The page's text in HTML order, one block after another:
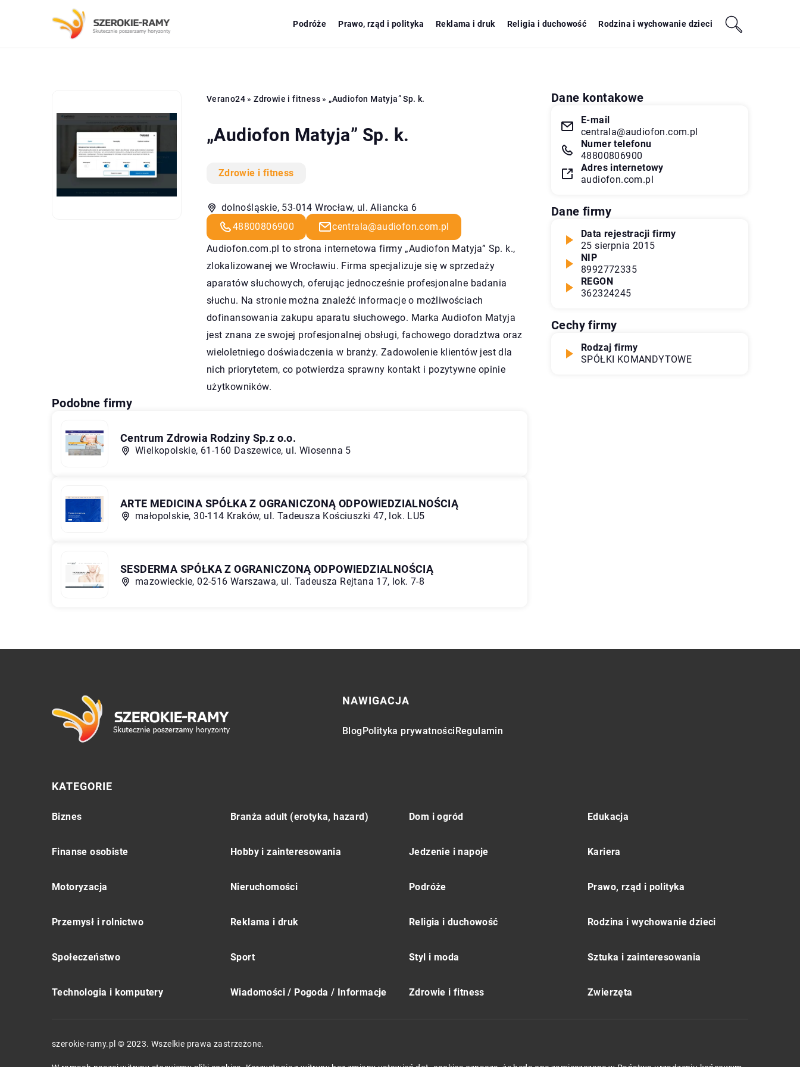
Podróże Prawo, rząd i polityka Reklama i druk Religia i duchowość Rodzina i wychowanie dzieci
Verano24»Zdrowie i fitness» „Audiofon Matyja” Sp. k.
„Audiofon Matyja” Sp. k.
Zdrowie i fitness
dolnośląskie, 53-014 Wrocław, ul. Aliancka 6
48800806900
centrala@audiofon.com.pl
Audiofon.com.pl to strona internetowa firmy „Audiofon Matyja” Sp. k.,
zlokalizowanej we Wrocławiu. Firma specjalizuje się w sprzedaży
aparatów słuchowych, oferując jednocześnie profesjonalne badania
słuchu. Na stronie można znaleźć informacje o możliwościach
dofinansowania zakupu aparatu słuchowego. Marka Audiofon Matyja
jest znana ze swojej profesjonalnej obsługi, fachowego doradztwa oraz
wieloletniego doświadczenia w branży. Zadowolenie klientów jest dla
nich priorytetem, co potwierdza sprawny kontakt i pozytywne opinie
użytkowników.
Podobne firmy
Centrum Zdrowia Rodziny Sp.z o.o.
Wielkopolskie, 61-160 Daszewice, ul. Wiosenna 5
ARTE MEDICINA SPÓŁKA Z OGRANICZONĄ ODPOWIEDZIALNOŚCIĄ
małopolskie, 30-114 Kraków, ul. Tadeusza Kościuszki 47, lok. LU5
SESDERMA SPÓŁKA Z OGRANICZONĄ ODPOWIEDZIALNOŚCIĄ
mazowieckie, 02-516 Warszawa, ul. Tadeusza Rejtana 17, lok. 7-8
Dane kontakowe
E-mail
centrala@audiofon.com.pl
Numer telefonu
48800806900
Adres internetowy
audiofon.com.pl
Dane firmy
Data rejestracji firmy
25 sierpnia 2015
NIP
8992772335
REGON
362324245
Cechy firmy
Rodzaj firmy
SPÓŁKI KOMANDYTOWE
NAWIGACJA
BlogPolityka prywatnościRegulamin
KATEGORIE
Biznes Branża adult (erotyka, hazard) Dom i ogród Edukacja
Finanse osobiste Hobby i zainteresowania Jedzenie i napoje Kariera
Motoryzacja Nieruchomości Podróże Prawo, rząd i polityka
Przemysł i rolnictwo Reklama i druk Religia i duchowość Rodzina i wychowanie dzieci
Społeczeństwo Sport Styl i moda Sztuka i zainteresowania
Technologia i komputery Wiadomości / Pogoda / Informacje Zdrowie i fitness Zwierzęta
szerokie-ramy.pl © 2023. Wszelkie prawa zastrzeżone.